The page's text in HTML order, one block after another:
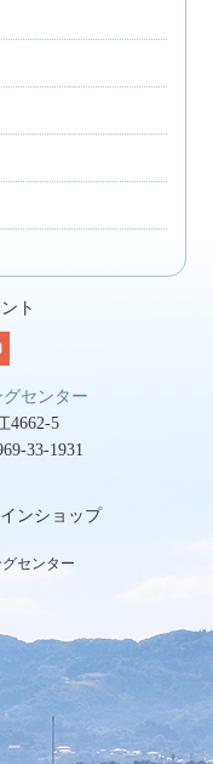
ト
センター
4662-5
33-1931
ンショップ
センター